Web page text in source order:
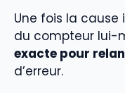
Une fois la
du compteur lui-
exacte pour
d’erreur.